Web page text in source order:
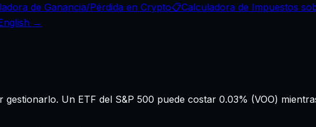
de Ganancia/Pérdida en Crypto📋Calculadora de Impuestos
→
Un ETF del S&P 500 puede costar 0.03% (VOO)